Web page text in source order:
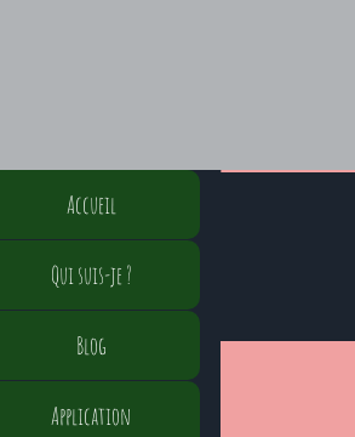
Accueil
Qui suis-je ?
Blog
Application